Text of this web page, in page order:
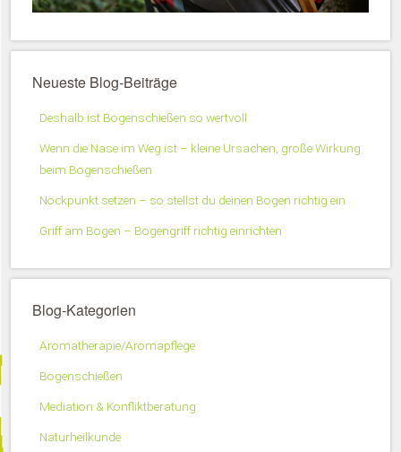
Neueste Blog-Beiträge
Deshalb ist Bogenschießen so wertvoll
Wenn die Nase im Weg ist – kleine Ursachen, große Wirkung
beim Bogenschießen
Nockpunkt setzen – so stellst du deinen Bogen richtig ein
Griff am Bogen – Bogengriff richtig einrichten
Blog-Kategorien
Aromatherapie/Aromapflege
Bogenschießen
Mediation & Konfliktberatung
Naturheilkunde